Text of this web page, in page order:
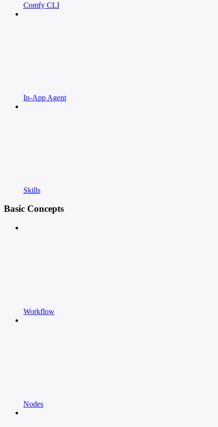
Comfy CLI
In-App Agent
Skills
Basic Concepts
Workflow
Nodes